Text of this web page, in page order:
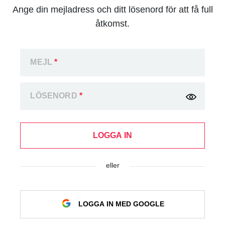
Ange din mejladress och ditt lösenord för att få full
åtkomst.
MEJL*
LÖSENORD *
LOGGA IN
eller
LOGGA IN MED GOOGLE